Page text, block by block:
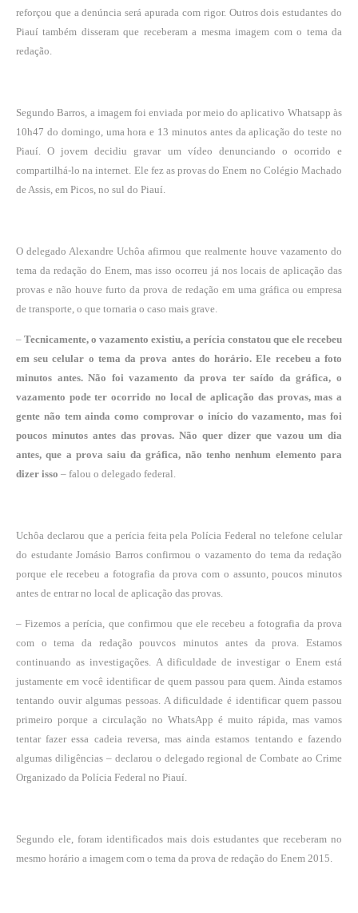
reforçou que a denúncia será apurada com rigor. Outros dois estudantes do
Piauí também disseram que receberam a mesma imagem com o tema da
redação.
Segundo Barros, a imagem foi enviada por meio do aplicativo Whatsapp às
10h47 do domingo, uma hora e 13 minutos antes da aplicação do teste no
Piauí. O jovem decidiu gravar um vídeo denunciando o ocorrido e
compartilhá-lo na internet. Ele fez as provas do Enem no Colégio Machado
de Assis, em Picos, no sul do Piauí.
O delegado Alexandre Uchôa afirmou que realmente houve vazamento do
tema da redação do Enem, mas isso ocorreu já nos locais de aplicação das
provas e não houve furto da prova de redação em uma gráfica ou empresa
de transporte, o que tornaria o caso mais grave.
– Tecnicamente, o vazamento existiu, a perícia constatou que ele recebeu
em seu celular o tema da prova antes do horário. Ele recebeu a foto
minutos antes. Não foi vazamento da prova ter saído da gráfica, o
vazamento pode ter ocorrido no local de aplicação das provas, mas a
gente não tem ainda como comprovar o início do vazamento, mas foi
poucos minutos antes das provas. Não quer dizer que vazou um dia
antes, que a prova saiu da gráfica, não tenho nenhum elemento para
dizer isso – falou o delegado federal.
Uchôa declarou que a perícia feita pela Polícia Federal no telefone celular
do estudante Jomásio Barros confirmou o vazamento do tema da redação
porque ele recebeu a fotografia da prova com o assunto, poucos minutos
antes de entrar no local de aplicação das provas.
– Fizemos a perícia, que confirmou que ele recebeu a fotografia da prova
com o tema da redação pouvcos minutos antes da prova. Estamos
continuando as investigações. A dificuldade de investigar o Enem está
justamente em você identificar de quem passou para quem. Ainda estamos
tentando ouvir algumas pessoas. A dificuldade é identificar quem passou
primeiro porque a circulação no WhatsApp é muito rápida, mas vamos
tentar fazer essa cadeia reversa, mas ainda estamos tentando e fazendo
algumas diligências – declarou o delegado regional de Combate ao Crime
Organizado da Polícia Federal no Piauí.
Segundo ele, foram identificados mais dois estudantes que receberam no
mesmo horário a imagem com o tema da prova de redação do Enem 2015.